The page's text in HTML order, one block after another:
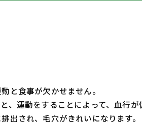
と食事が欠かせません。
、運動をすることによって、血行
出され、毛穴がきれいになります。